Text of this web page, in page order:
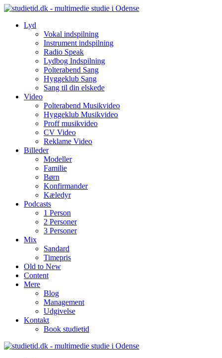
Skip
contentLyd
Vokal indspilning
Instrument indspilning
Radio Speak
Lydbog Indspilning
Polterabend Sang
Hyggeklub Sang
Sang til din elskede
Video
Polterabend Musikvideo
Hyggeklub Musikvideo
Proff musikvideo
CV Video
Reklame Video
Billeder
Modeller
Familie
Børn
Konfirmander
Kæledyr
Podcasts
1 Person
2 Personer
3 Personer
Mix
Sandard
Timepris
Old to New
Content
Mere
Blog
Management
Udgivelse
Kontakt
Book studietid